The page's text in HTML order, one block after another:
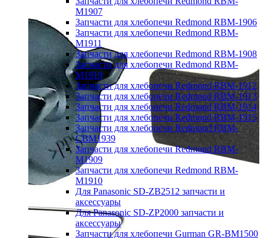
M1907
Запчасти для хлебопечи Redmond RBM-1906
Запчасти для хлебопечи Redmond RBM-
M1911
Запчасти для хлебопечи Redmond RBM-1908
Запчасти для хлебопечи Redmond RBM-
M1919
Запчасти для хлебопечи Redmond RBM-1912
Запчасти для хлебопечи Redmond RBM-1913
Запчасти для хлебопечи Redmond RBM-1914
Запчасти для хлебопечи Redmond RBM-1915
Запчасти для хлебопечи Redmond RBM-
CBM1939
Запчасти для хлебопечи Redmond RBM-
M1909
Запчасти для хлебопечи Redmond RBM-
M1910
Для Panasonic SD-ZB2512 запчасти и
аксессуары
Для Panasonic SD-ZP2000 запчасти и
аксессуары
Запчасти для хлебопечи Gurman GR-BM1500